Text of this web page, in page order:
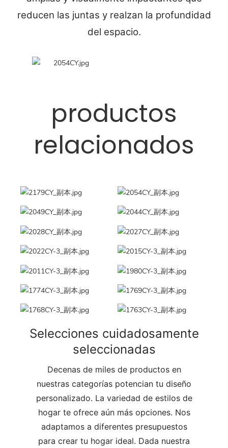
reducen las juntas y realzan la profundidad
del espacio.
productos
relacionados
Selecciones cuidadosamente
seleccionadas
Decenas de miles de productos en
nuestras categorías potencian tu diseño
personalizado. La variedad de estilos de
hogar te ofrece aún más opciones. Nos
adaptamos a diferentes presupuestos
para crear tu hogar ideal. Dada nuestra